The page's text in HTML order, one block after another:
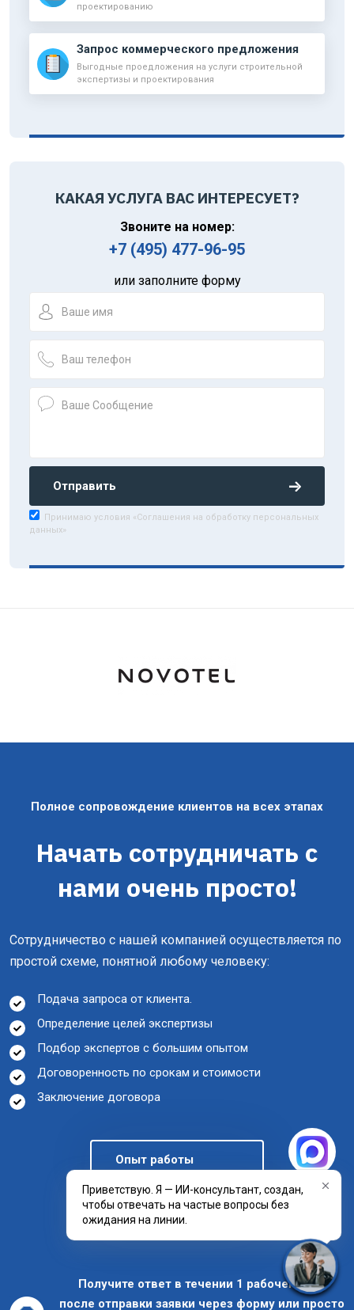
проектированию
Запрос коммерческого предложения
Выгодные проедложения на услуги строительной
экспертизы и проектирования
КАКАЯ УСЛУГА ВАС ИНТЕРЕСУЕТ?
Звоните на номер:
+7 (495) 477-96-95
или заполните форму
Отправить
Принимаю условия «Соглашения на обработку персональных
данных»
Полное сопровождение клиентов на всех этапах
Начать сотрудничать с
нами очень просто!
Сотрудничество с нашей компанией осуществляется по
простой схеме, понятной любому человеку:
Подача запроса от клиента.
Определение целей экспертизы
Подбор экспертов с большим опытом
Договоренность по срокам и стоимости
Заключение договора
Опыт работы
Отзывы клиентов
Получите ответ в течении 1 рабочего дня
после отправки заявки через форму или просто
Приветствую. Я — ИИ-консультант, создан,
чтобы отвечать на частые вопросы без
ожидания на линии.